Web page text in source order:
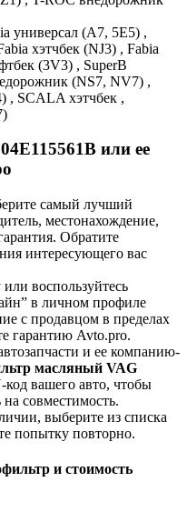
универсал (A7, 5E5) ,
хэтчбек (NJ3) , Fabia
(3V3) , SuperB
(NS7, NV7) ,
SCALA хэтчбек ,
или ее
самый лучший
местонахождение,
Обратите
интересующего вас
или воспользуйтесь
в личном профиле
с продавцом в пределах
гарантию Avto.pro.
и ее компанию-
масляный VAG
вашего авто, чтобы
совместимость.
выберите из списка
попытку повторно.
и стоимость